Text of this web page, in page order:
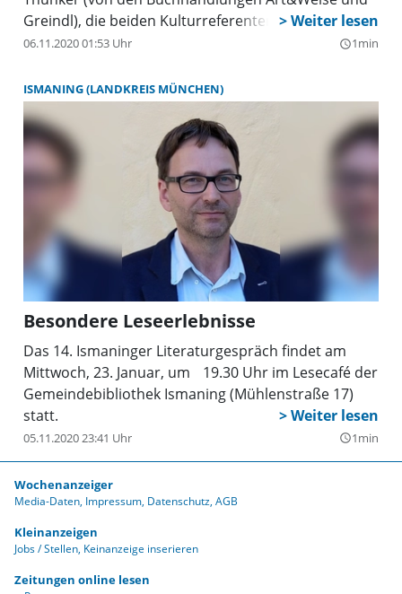
Greindl), die beiden Kulturreferenten Forum,
Manfred Utz und Jolanta Wrobel, und Thomas
Abend ihre persönlichen Buchfavoriten unter den
aktuellen Neuerscheinungen. Man darf also
gespannt sein. In der Stadtbibliothek und in den
Buchhandlungen liegen im Anschluss die
kommentierten Verzeichnisse zu den
Leseempfehlungen auf. Darin finden sich bestimmt
viele Lesetipps und Anregungen für schöne
Buchgeschenke.
06.11.2020 01:53 Uhr query_builder1min
ISMANING (LANDKREIS MÜNCHEN)
Besondere Leseerlebnisse
Das 14. Ismaninger Literaturgespräch findet am
Mittwoch, 23. Januar, um 19.30 Uhr im Lesecafé der
Gemeindebibliothek Ismaning (Mühlenstraße 17)
statt.
05.11.2020 23:41 Uhr query_builder1min
Wochenanzeiger
Media-Daten Impressum Datenschutz AGB
Kleinanzeigen
Jobs / Stellen Keinanzeige inserieren
Zeitungen online lesen